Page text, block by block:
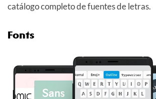
catálogo completo de fuentes de letras.
Fonts